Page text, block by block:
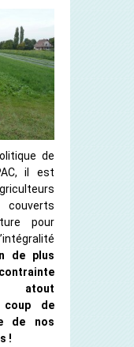
de
il est
pour
de plus
atout
coup de
de nos
!